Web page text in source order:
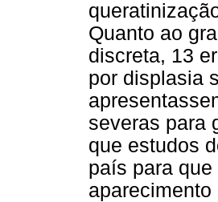
Quanto ao
discreta, 13
por displasia
severas para
que estudos
país para